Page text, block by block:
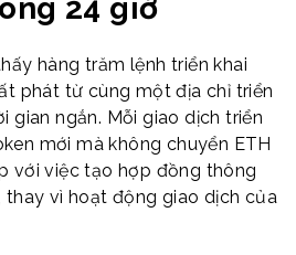
24 giờ
hàng trăm lệnh triển khai
phát từ cùng một địa chỉ triển
gian ngắn. Mỗi giao dịch triển
mới mà không chuyển ETH
với việc tạo hợp đồng thông
thay vì hoạt động giao dịch của